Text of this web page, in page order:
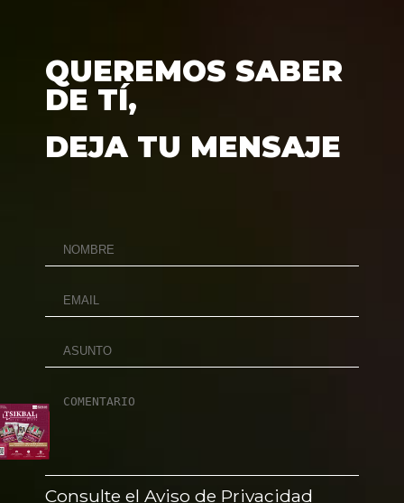
QUEREMOS SABER
DE TÍ,
DEJA TU MENSAJE
Consulte el Aviso de Privacidad